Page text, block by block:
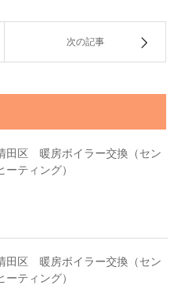
次の記事
田区 暖房ボイラー交換（セン
ーティング）
田区 暖房ボイラー交換（セン
ーティング）